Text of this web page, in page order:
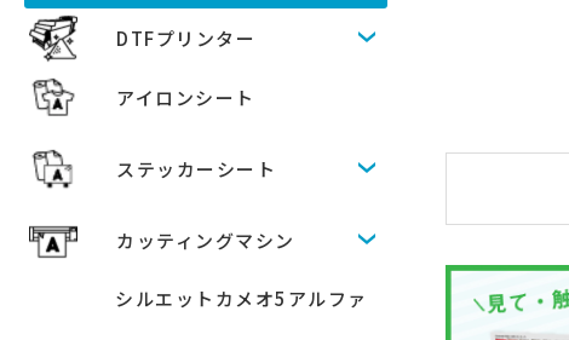
DTFプリンター
アイロンシート
ステッカーシート
カッティングマシン
シルエットカメオ5アルファ